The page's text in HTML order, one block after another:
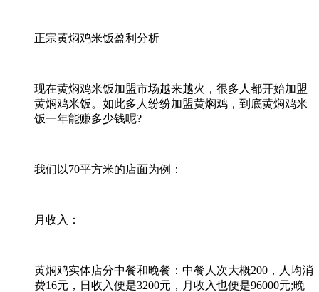
正宗黄焖鸡米饭盈利分析
现在黄焖鸡米饭加盟市场越来越火，很多人都开始加盟
黄焖鸡米饭。如此多人纷纷加盟黄焖鸡，到底黄焖鸡米
饭一年能赚多少钱呢?
我们以70平方米的店面为例：
月收入：
黄焖鸡实体店分中餐和晚餐：中餐人次大概200，人均消
费16元，日收入便是3200元，月收入也便是96000元;晚